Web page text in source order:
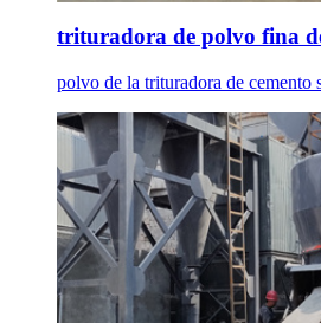
trituradora de polvo fina
polvo de la trituradora de